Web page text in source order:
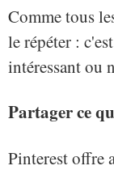
Comme tous
le répéter :
intéressant ou
Partager ce
Pinterest offre